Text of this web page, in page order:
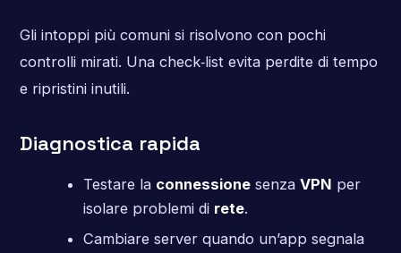
Gli intoppi più comuni si risolvono con pochi
controlli mirati. Una check‑list evita perdite di tempo
e ripristini inutili.
Diagnostica rapida
Testare la connessionesenza VPN per
isolare problemi di rete.
Cambiare server quando un’app segnala